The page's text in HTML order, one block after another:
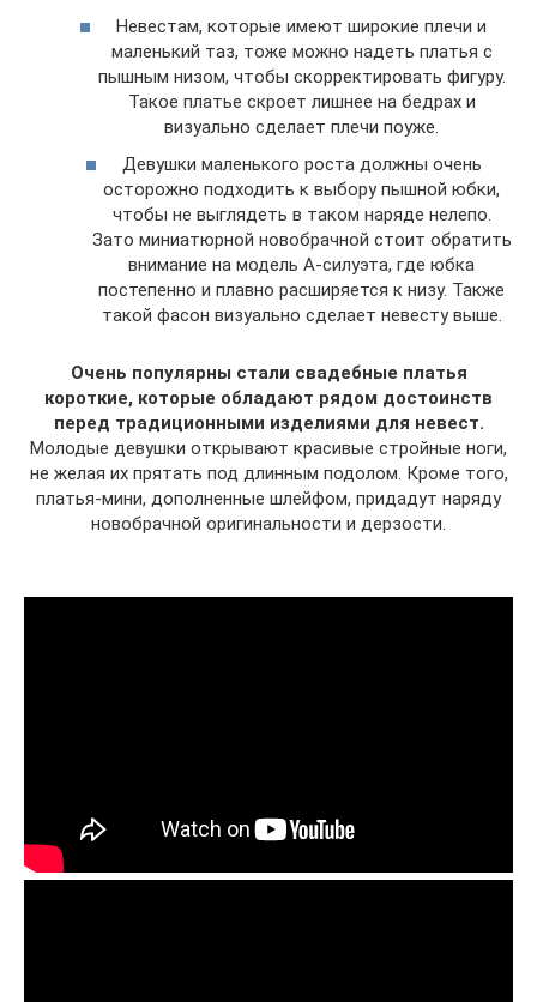
Невестам, которые имеют широкие плечи и
маленький таз, тоже можно надеть платья с
пышным низом, чтобы скорректировать фигуру.
Такое платье скроет лишнее на бедрах и
визуально сделает плечи поуже.
Девушки маленького роста должны очень
осторожно подходить к выбору пышной юбки,
чтобы не выглядеть в таком наряде нелепо.
Зато миниатюрной новобрачной стоит обратить
внимание на модель А-силуэта, где юбка
постепенно и плавно расширяется к низу. Также
такой фасон визуально сделает невесту выше.
Очень популярны стали свадебные платья
короткие, которые обладают рядом достоинств
перед традиционными изделиями для невест.
Молодые девушки открывают красивые стройные ноги,
не желая их прятать под длинным подолом. Кроме того,
платья-мини, дополненные шлейфом, придадут наряду
новобрачной оригинальности и дерзости.